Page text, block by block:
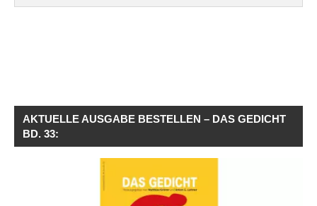
AKTUELLE AUSGABE BESTELLEN – DAS GEDICHT
BD. 33: